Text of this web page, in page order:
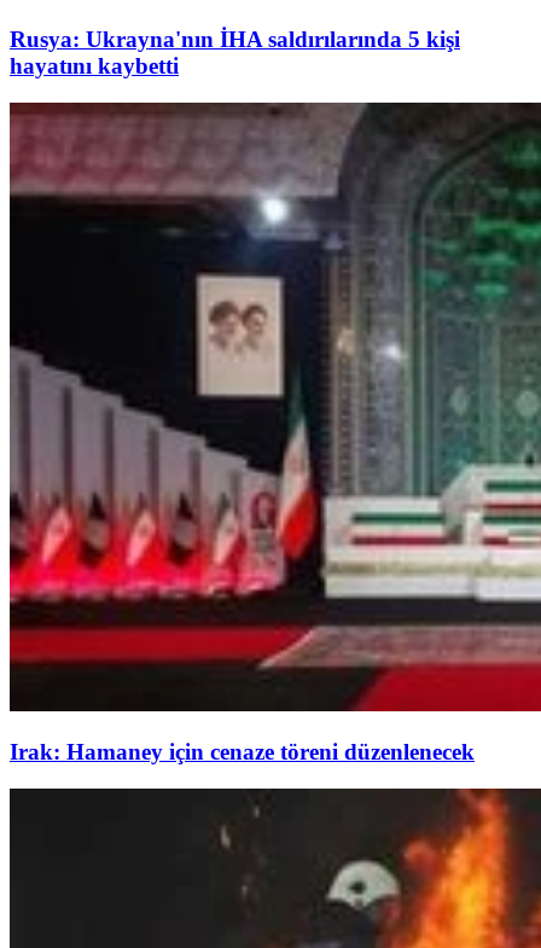
Rusya: Ukrayna'nın İHA saldırılarında 5 kişi
hayatını kaybetti
Irak: Hamaney için cenaze töreni düzenlenecek